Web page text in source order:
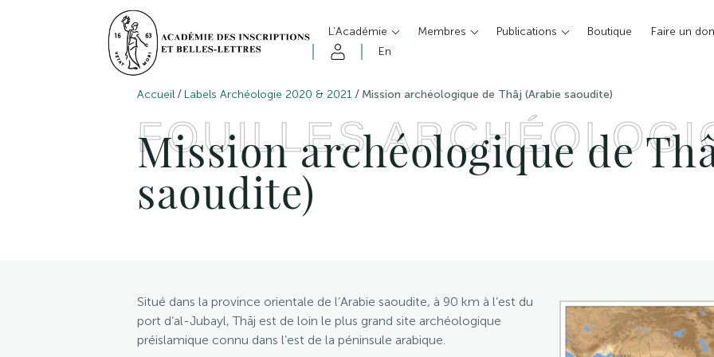
L’Académie Membres Publications Boutique Faire un don
En
Accueil / Labels Archéologie 2020 & 2021 / Mission archéologique de Thâj (Arabie saoudite)
FOUILLES
Mission archéologique de
saoudite)
Situé dans la province orientale de l’Arabie saoudite, à 90 km à l’est du
port d’al-Jubayl, Thāj est de loin le plus grand site archéologique
préislamique connu dans l’est de la péninsule arabique.